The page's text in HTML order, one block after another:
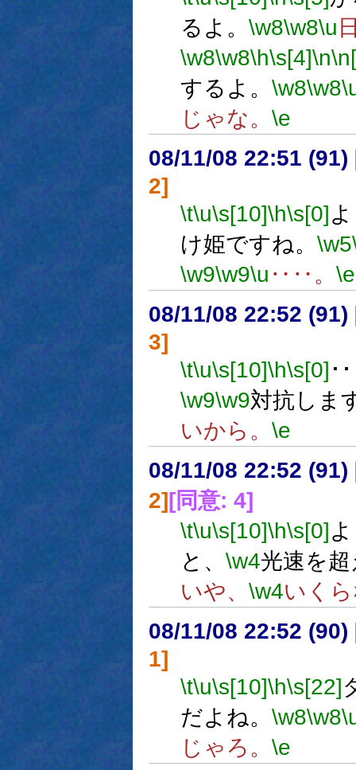
るよ。 \w8\w8\u
\w8\w8\h\s[4]\n
するよ。 \w8\w8
じゃな。 \e
08/11/08 22:51 (91)
2]
\t\u\s[10]\h\s[0]
け姫ですね。 \w5
\w9\w9\u ‥‥。 \e
08/11/08 22:52 (91)
3]
\t\u\s[10]\h\s[0] ･
\w9\w9対抗しま
いから。 \e
08/11/08 22:52 (91)
2][同意: 4]
\t\u\s[10]\h\s[0]
と、 \w4光速を
いや、 \w4いく
08/11/08 22:52 (90)
1]
\t\u\s[10]\h\s[22]
だよね。 \w8\w8
じゃろ。 \e